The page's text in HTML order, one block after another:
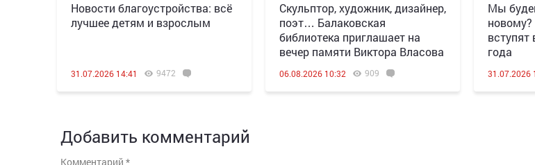
Новости благоустройства: всё
лучшее детям и взрослым
31.07.2026 14:41 9472
Скульптор, художник, дизайнер,
поэт… Балаковская
библиотека приглашает на
вечер памяти Виктора Власова
06.08.2026 10:32 909
Мы
вступят
года
31.07.2026
Добавить комментарий
Комментарий *